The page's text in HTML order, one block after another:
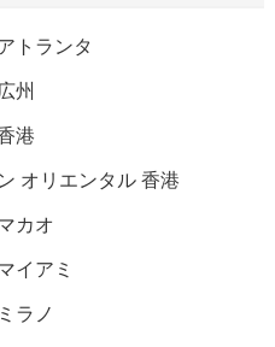
トランタ
州
港
オリエンタル 香港
カオ
イアミ
ラノ